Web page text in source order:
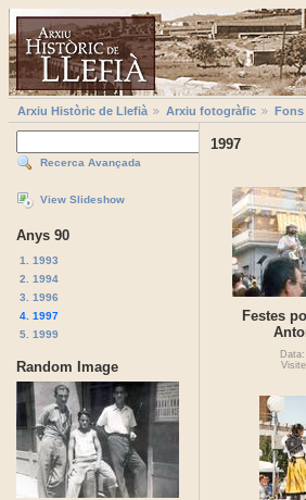
Arxiu Històric de Llefià Arxiu fotogràfic
Recerca Avançada
View Slideshow
Anys 90
1. 1993
2. 1994
3. 1996
4. 1997
5. 1999
Random Image
1997
Festes